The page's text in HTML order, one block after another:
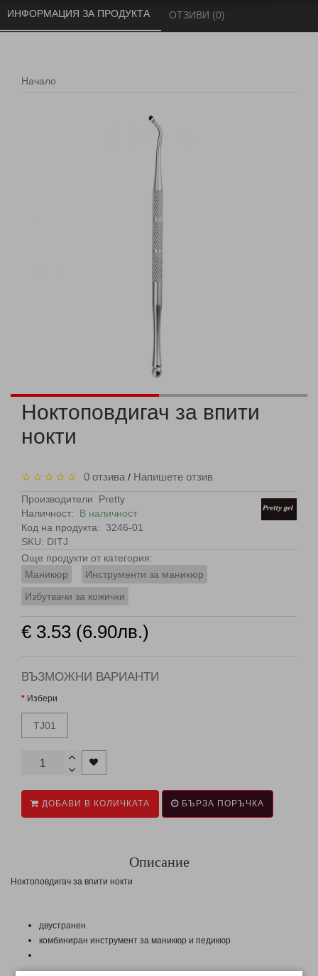
Начало
ИНФОРМАЦИЯ ЗА ПРОДУКТА ОТЗИВИ (0)
Ноктоповдигач за впити
нокти
0 отзива / Напишете отзив
Производители
Pretty
Наличност: В наличност
Код на продукта:
3246-01
SKU: DITJ
Още продукти от категория:
Маникюр
Инструменти за маникюр
Избутвачи за кожички
€ 3.53 (6.90лв.)
ВЪЗМОЖНИ ВАРИАНТИ
Избери
TJ01
ДОБАВИ В КОЛИЧКАТА БЪРЗА ПОРЪЧКА
Описание
Ноктоповдигач за впити нокти
двустранен
комбиниран инструмент за маникюр и педикюр